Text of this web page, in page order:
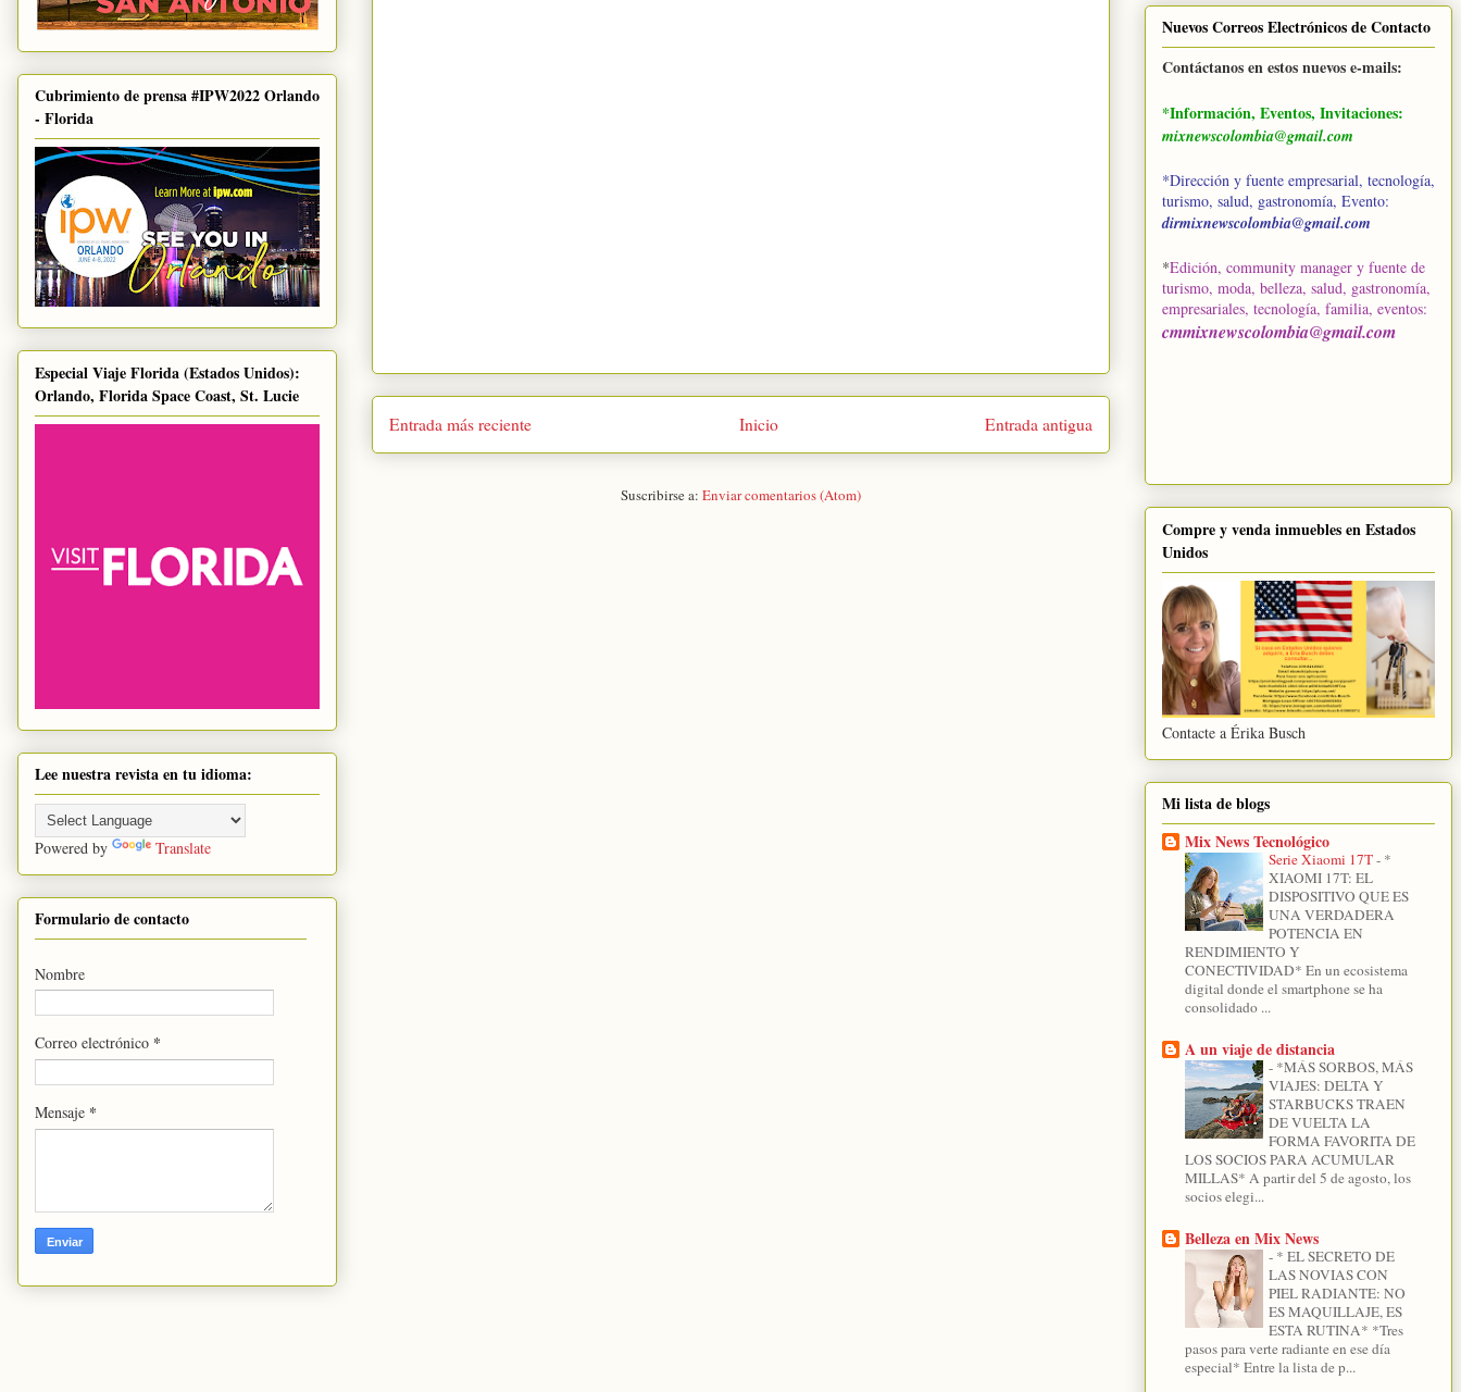
Entrada más reciente Entrada antigua
Inicio
Suscribirse a: Enviar comentarios (Atom)
Cubrimiento de prensa #IPW2022 Orlando
- Florida
Especial Viaje Florida (Estados Unidos):
Orlando, Florida Space Coast, St. Lucie
Lee nuestra revista en tu idioma:
Powered by Translate
Formulario de contacto
Nombre
Correo electrónico *
Mensaje *
Nuevos Correos Electrónicos de Contacto
Contáctanos en estos nuevos e-mails:
*Información, Eventos, Invitaciones:
mixnewscolombia@gmail.com
*Dirección y fuente empresarial, tecnología,
turismo, salud, gastronomía, Evento:
dirmixnewscolombia@gmail.com
*Edición, community manager y fuente de
turismo, moda, belleza, salud, gastronomía,
empresariales, tecnología, familia, eventos:
cmmixnewscolombia@gmail.com
Compre y venda inmuebles en Estados
Unidos
Contacte a Érika Busch
Mi lista de blogs
Mix News Tecnológico
Serie Xiaomi 17T- *
XIAOMI 17T: EL
DISPOSITIVO QUE ES
UNA VERDADERA
POTENCIA EN
RENDIMIENTO Y
CONECTIVIDAD* En un ecosistema
digital donde el smartphone se ha
consolidado ...
A un viaje de distancia
- *MÁS SORBOS, MÁS
VIAJES: DELTA Y
STARBUCKS TRAEN
DE VUELTA LA
FORMA FAVORITA DE
LOS SOCIOS PARA ACUMULAR
MILLAS* A partir del 5 de agosto, los
socios elegi...
Belleza en Mix News
- * EL SECRETO DE
LAS NOVIAS CON
PIEL RADIANTE: NO
ES MAQUILLAJE, ES
ESTA RUTINA* *Tres
pasos para verte radiante en ese día
especial* Entre la lista de p...